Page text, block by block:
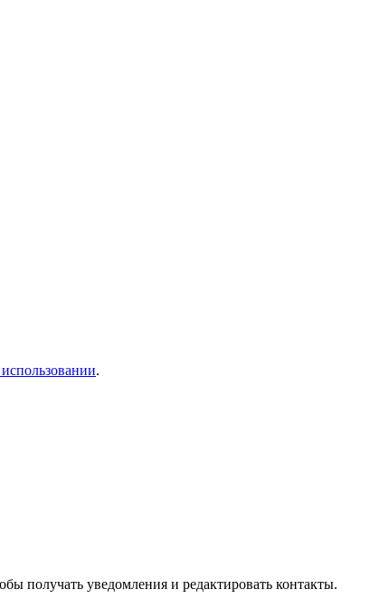
.
получать уведомления и редактировать контакты.